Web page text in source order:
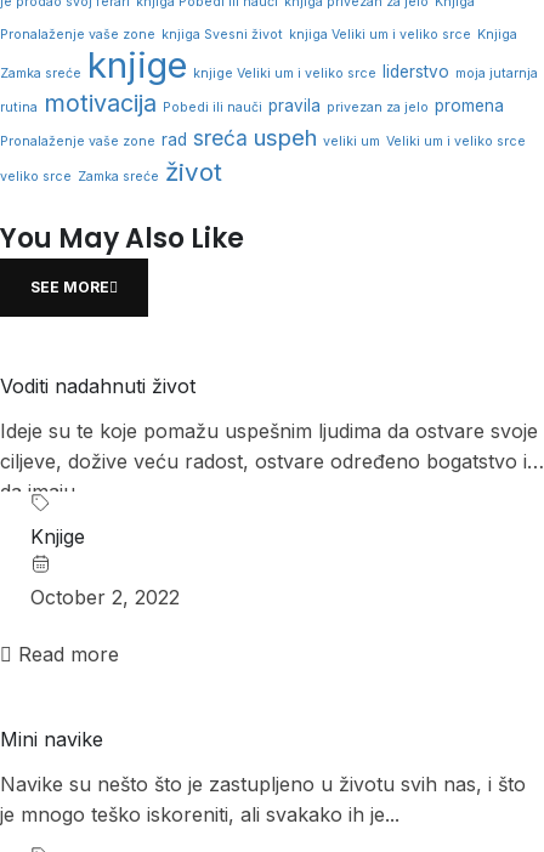
Pronalaženje vaše zone knjiga Svesni život knjiga Veliki um i veliko srce Knjiga
Zamka sreće knjige knjige Veliki um i veliko srce liderstvo moja jutarnja
rutina motivacija Pobedi ili nauči pravila privezan za jelo promena
Pronalaženje vaše zone rad sreća uspeh veliki um Veliki um i veliko srce
veliko srce Zamka sreće život
You May Also Like
SEE MORE
Voditi nadahnuti život
Ideje su te koje pomažu uspešnim ljudima da ostvare svoje
ciljeve, dožive veću radost, ostvare određeno bogatstvo i
da imaju...
Knjige
October 2, 2022
Read more
Mini navike
Navike su nešto što je zastupljeno u životu svih nas, i što
je mnogo teško iskoreniti, ali svakako ih je...